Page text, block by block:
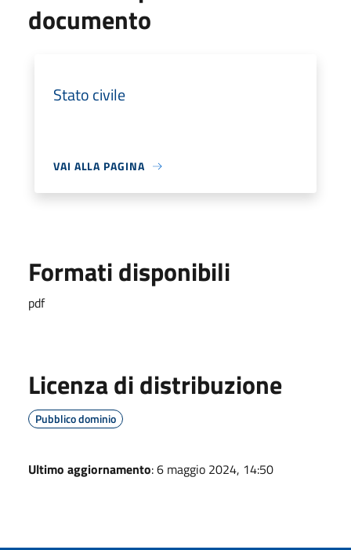
documento
Stato civile
VAI ALLA PAGINA
Formati disponibili
pdf
Licenza di distribuzione
Pubblico dominio
Ultimo aggiornamento: 6 maggio 2024, 14:50